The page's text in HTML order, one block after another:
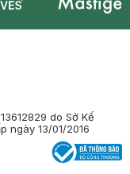
do Sở Kế
ngày 13/01/2016